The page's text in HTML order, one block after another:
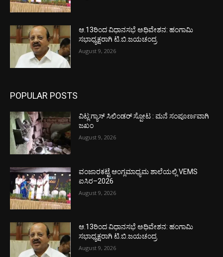
ಆ.13ರಿಂದ ವಿಧಾನಸಭೆ ಅಧಿವೇಶನ: ಹಂಗಾಮಿ
ಸಭಾಧ್ಯಕ್ಷರಾಗಿ ಟಿ.ಬಿ.ಜಯಚಂದ್ರ
August 9, 2026
POPULAR POSTS
ವಿಟ್ಲ:ಗ್ಯಾಸ್ ಸಿಲಿಂಡರ್ ಸ್ಪೋಟ : ಮನೆ ಸಂಪೂರ್ಣವಾಗಿ
ಜಖಂ
August 9, 2026
ವಂಜಾರಕಟ್ಟೆ ಆಂಗ್ಲಮಾಧ್ಯಮ ಶಾಲೆಯಲ್ಲಿ VEMS
ಐಸಿರ–2026
August 9, 2026
ಆ.13ರಿಂದ ವಿಧಾನಸಭೆ ಅಧಿವೇಶನ: ಹಂಗಾಮಿ
ಸಭಾಧ್ಯಕ್ಷರಾಗಿ ಟಿ.ಬಿ.ಜಯಚಂದ್ರ
August 9, 2026